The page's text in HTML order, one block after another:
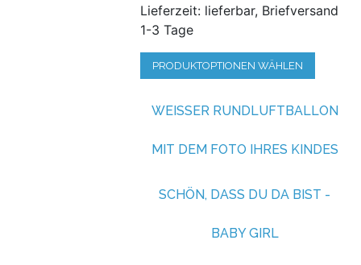
Lieferzeit: lieferbar, Briefversand
1-3 Tage
PRODUKTOPTIONEN WÄHLEN
WEISSER RUNDLUFTBALLON M
IT DEM FOTO IHRES KINDES
SCHÖN, DASS DU DA BIST -
BABY GIRL